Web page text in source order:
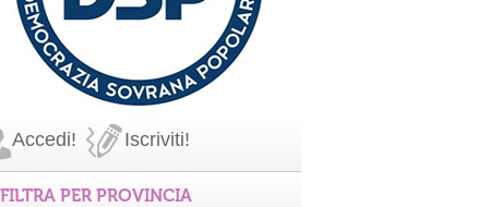
Accedi! Iscriviti!
FILTRA PER PROVINCIA